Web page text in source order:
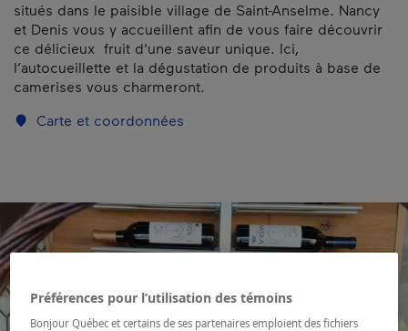
situés dans le paisible village de Saint-Anselme. Nancy
et Denis vous y accueillent afin de vous faire découvrir
ce délicieux fruit d'une saveur unique. Ici,
l’autocueillette et la dégustation de produits à base de
camerises vous charmeront.
Carte et coordonnées
Préférences pour l’utilisation des témoins
Bonjour Québec et certains de ses partenaires emploient des fichiers